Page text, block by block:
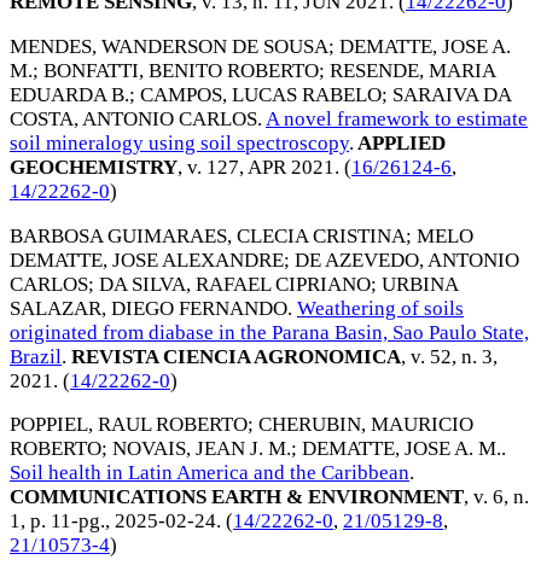
MENDES, WANDERSON DE SOUSA; DEMATTE, JOSE A.
M.; BONFATTI, BENITO ROBERTO; RESENDE, MARIA
EDUARDA B.; CAMPOS, LUCAS RABELO; SARAIVA DA
COSTA, ANTONIO CARLOS. A novel framework to estimate
soil mineralogy using soil spectroscopy. APPLIED
GEOCHEMISTRY, v. 127,APR 2021. (16/26124-6,
14/22262-0)
BARBOSA GUIMARAES, CLECIA CRISTINA; MELO
DEMATTE, JOSE ALEXANDRE; DE AZEVEDO, ANTONIO
CARLOS; DA SILVA, RAFAEL CIPRIANO; URBINA
SALAZAR, DIEGO FERNANDO. Weathering of soils
originated from diabase in the Parana Basin, Sao Paulo State,
Brazil. REVISTA CIENCIA AGRONOMICA, v. 52, n. 3,
2021 . (14/22262-0)
POPPIEL, RAUL ROBERTO; CHERUBIN, MAURICIO
ROBERTO; NOVAIS, JEAN J. M.; DEMATTE, JOSE A. M..
Soil health in Latin America and the Caribbean.
COMMUNICATIONS EARTH & ENVIRONMENT, v. 6, n.
1, p. 11-pg., 2025-02-24. (14/22262-0, 21/05129-8,
21/10573-4)